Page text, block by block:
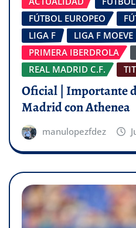
FÚTBOL EUROPEO
LIGA F
LIGA F MOEVE
PRIMERA IBERDROLA
REAL MADRID C.F.
Oficial | Importante
Madrid con Athenea
manulopezfdez